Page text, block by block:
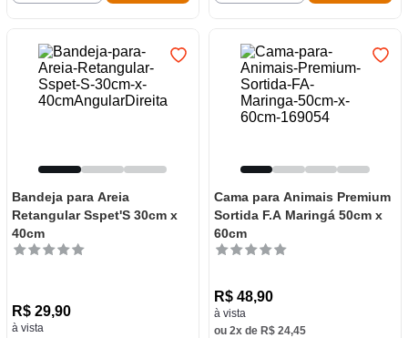
Bandeja para Areia
Retangular Sspet'S 30cm x
40cm
R$ 29,90
à vista
Cama para Animais Premium
Sortida F.A Maringá 50cm x
60cm
R$ 48,90
à vista
ou 2x de R$ 24,45